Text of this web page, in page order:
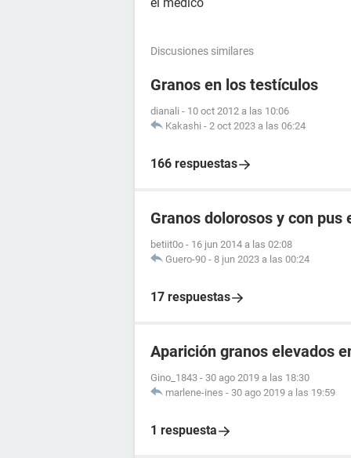
Discusiones similares
Granos en los testículos
dianali - 10 oct 2012 a las 10:06
Kakashi - 2 oct 2023 a las 06:24
166 respuestas
Granos dolorosos y con pus
betiit0o - 16 jun 2014 a las 02:08
Guero-90 - 8 jun 2023 a las 00:24
17 respuestas
Aparición granos elevados
Gino_1843 - 30 ago 2019 a las 18:30
marlene-ines - 30 ago 2019 a las 19:59
1 respuesta